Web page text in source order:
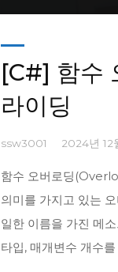
[C#] 함수
라이딩
ssw3001 2024년 12
함수 오버로딩
의미를 가지고 있는
일한 이름을 가진 메
타입, 매개변수 개수